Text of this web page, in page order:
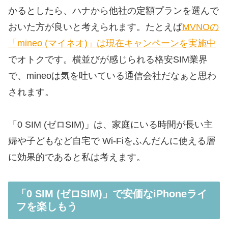
かるとしたら、ハナから他社の定額プランを選んで
おいた方が良いと考えられます。たとえばMVNOの
「mineo (マイネオ)」は現在キャンペーンを実施中
でオトクです。横並びが感じられる格安SIM業界
で、mineoは気を吐いている通信会社だなぁと思わ
されます。
「0 SIM (ゼロSIM)」は、家庭にいる時間が長い主
婦や子どもなど自宅で Wi-Fiをふんだんに使える層
に効果的であると私は考えます。
「0 SIM (ゼロSIM)」で安価なiPhoneライ
フを楽しもう